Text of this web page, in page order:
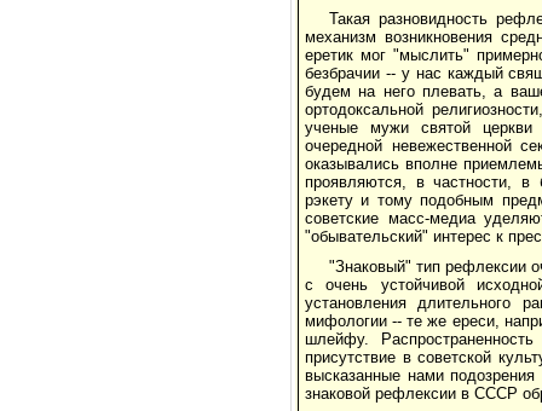
Такая разновидность
механизм возникновения
еретик мог "мыслить"
безбрачии -- у нас каждый
будем на него плевать, а
ортодоксальной
ученые мужи святой церкви
очередной невежественной
оказывались вполне
проявляются, в частности, в
рэкету и тому подобным
советские масс-медиа
"обывательский" интерес к
"Знаковый" тип рефлексии
с очень устойчивой
установления длительного
мифологии -- те же ереси,
шлейфу.
присутствие в советской
высказанные нами
знаковой рефлексии в СССР